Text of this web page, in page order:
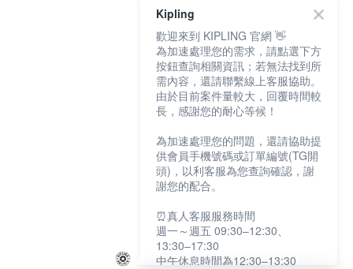
Kipling
歡迎來到 KIPLING 官網 👋
為加速處理您的需求，請點選下方
按鈕查詢相關資訊；若無法找到所
需內容，還請聯繫線上客服協助。
由於目前案件量較大，回覆時間較
長，感謝您的耐心等候！
為加速處理您的問題，還請協助提
供會員手機號碼或訂單編號(TG開
頭)，以利客服為您查詢確認，謝
謝您的配合。
⏰真人客服服務時間
週一～週五 09:30–12:30、
13:30–17:30
中午休息時間為12:30–13:30